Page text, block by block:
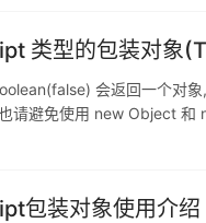
类型的包装对象
会返回一个对
也请避免使用 new
包装对象使用介绍